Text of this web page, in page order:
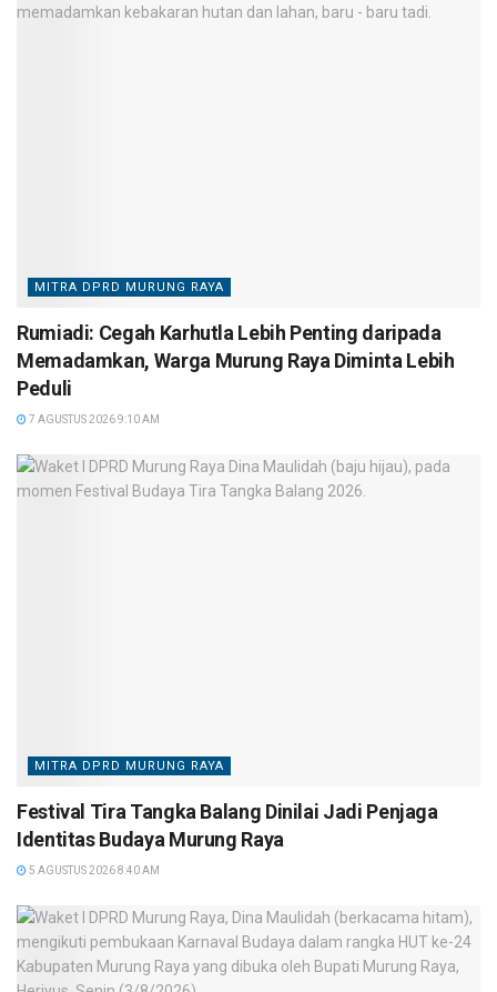
MITRA DPRD MURUNG RAYA
Rumiadi: Cegah Karhutla Lebih Penting daripada
Memadamkan, Warga Murung Raya Diminta Lebih
Peduli
7 AGUSTUS 2026 9:10 AM
MITRA DPRD MURUNG RAYA
Festival Tira Tangka Balang Dinilai Jadi Penjaga
Identitas Budaya Murung Raya
5 AGUSTUS 2026 8:40 AM